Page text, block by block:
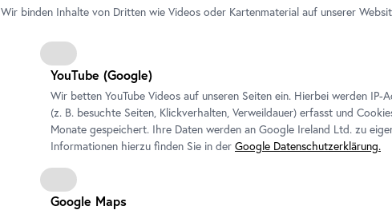
Presse
Wir binden Inhalte von Dritten wie Videos oder Kartenmaterial auf unserer
YouTube (Google)
Wir betten YouTube Videos auf unseren Seiten ein. Hierbei werden IP-
(z. B. besuchte Seiten, Klickverhalten, Verweildauer) erfasst und
Monate gespeichert. Ihre Daten werden an Google Ireland Ltd. zu
Informationen hierzu finden Sie in der Google Datenschutzerklärung.
Google Maps